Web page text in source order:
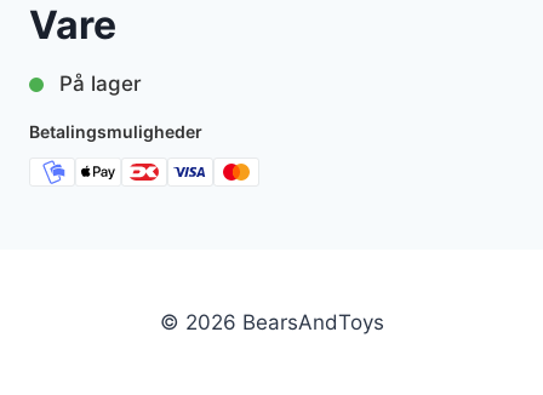
Vare
På lager
Betalingsmuligheder
© 2026 BearsAndToys